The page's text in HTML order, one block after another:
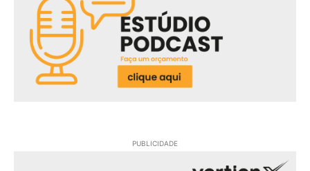
PUBLICIDADE